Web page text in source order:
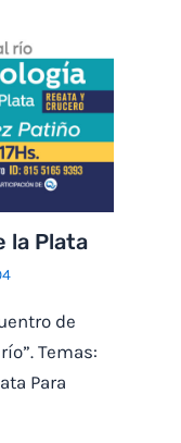
la Plata
de
Temas:
Para